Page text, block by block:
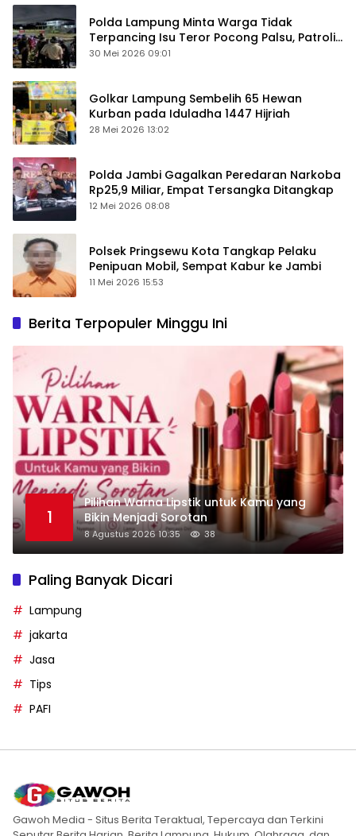
Polda Lampung Minta Warga Tidak
Terpancing Isu Teror Pocong Palsu, Patroli
Keamanan Ditingkatkan
30 Mei 2026 09:01
Golkar Lampung Sembelih 65 Hewan
Kurban pada Iduladha 1447 Hijriah
28 Mei 2026 13:02
Polda Jambi Gagalkan Peredaran Narkoba
Rp25,9 Miliar, Empat Tersangka Ditangkap
12 Mei 2026 08:08
Polsek Pringsewu Kota Tangkap Pelaku
Penipuan Mobil, Sempat Kabur ke Jambi
11 Mei 2026 15:53
Berita Terpopuler Minggu Ini
1
Pilihan Warna Lipstik untuk Kamu yang
Bikin Menjadi Sorotan
8 Agustus 2026 10:35 38
Paling Banyak Dicari
Lampung
jakarta
Jasa
Tips
PAFI
Gawoh Media - Situs Berita Teraktual, Tepercaya dan Terkini